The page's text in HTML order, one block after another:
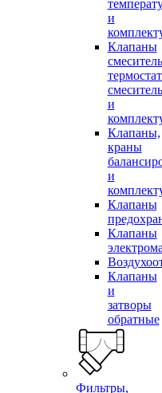
и
Клапаны
и
Клапаны,
краны
и
Клапаны
Клапаны
Клапаны
и
затворы
обратные
Фильтры,